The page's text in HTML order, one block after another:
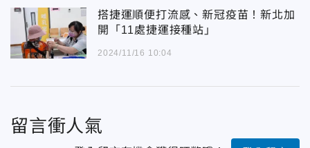
搭捷運順便打流感、新冠疫苗！新北加
開「11處捷運接種站」
2024/11/16 10:04
留言衝人氣